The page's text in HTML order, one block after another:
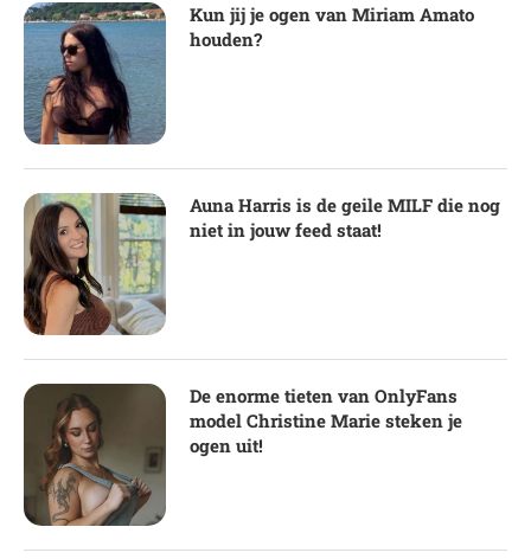
Kun jij je ogen van Miriam Amato
houden?
Auna Harris is de geile MILF die nog
niet in jouw feed staat!
De enorme tieten van OnlyFans
model Christine Marie steken je
ogen uit!